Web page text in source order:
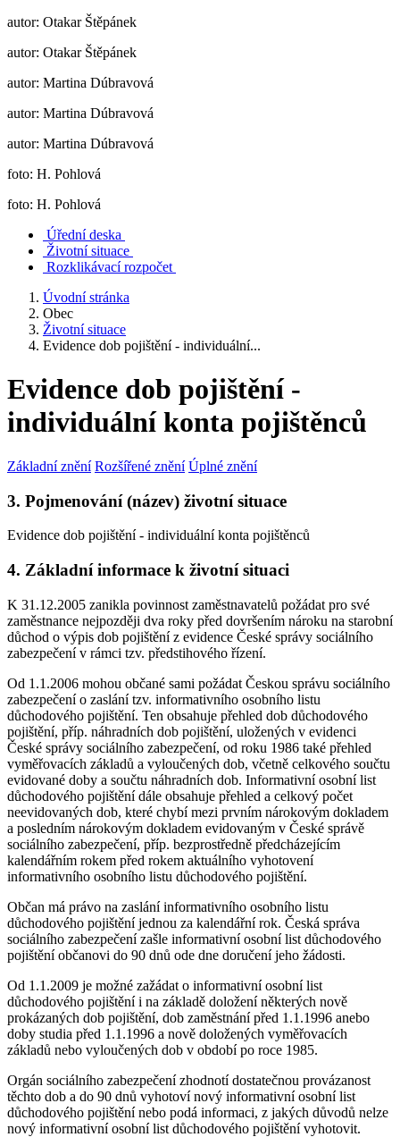
autor: Otakar Štěpánek
autor: Otakar Štěpánek
autor: Martina Dúbravová
autor: Martina Dúbravová
autor: Martina Dúbravová
foto: H. Pohlová
foto: H. Pohlová
Úřední deska
Životní situace
Rozklikávací rozpočet
Úvodní stránka
Obec
Životní situace
Evidence dob pojištění - individuální...
Evidence dob pojištění -
individuální konta pojištěnců
Základní znění Rozšířené znění Úplné znění
3. Pojmenování (název) životní situace
Evidence dob pojištění - individuální konta pojištěnců
4. Základní informace k životní situaci
K 31.12.2005 zanikla povinnost zaměstnavatelů požádat pro své
zaměstnance nejpozději dva roky před dovršením nároku na starobní
důchod o výpis dob pojištění z evidence České správy sociálního
zabezpečení v rámci tzv. předstihového řízení.
Od 1.1.2006 mohou občané sami požádat Českou správu sociálního
zabezpečení o zaslání tzv. informativního osobního listu
důchodového pojištění. Ten obsahuje přehled dob důchodového
pojištění, příp. náhradních dob pojištění, uložených v evidenci
České správy sociálního zabezpečení, od roku 1986 také přehled
vyměřovacích základů a vyloučených dob, včetně celkového součtu
evidované doby a součtu náhradních dob. Informativní osobní list
důchodového pojištění dále obsahuje přehled a celkový počet
neevidovaných dob, které chybí mezi prvním nárokovým dokladem
a posledním nárokovým dokladem evidovaným v České správě
sociálního zabezpečení, příp. bezprostředně předcházejícím
kalendářním rokem před rokem aktuálního vyhotovení
informativního osobního listu důchodového pojištění.
Občan má právo na zaslání informativního osobního listu
důchodového pojištění jednou za kalendářní rok. Česká správa
sociálního zabezpečení zašle informativní osobní list důchodového
pojištění občanovi do 90 dnů ode dne doručení jeho žádosti.
Od 1.1.2009 je možné zažádat o informativní osobní list
důchodového pojištění i na základě doložení některých nově
prokázaných dob pojištění, dob zaměstnání před 1.1.1996 anebo
doby studia před 1.1.1996 a nově doložených vyměřovacích
základů nebo vyloučených dob v období po roce 1985.
Orgán sociálního zabezpečení zhodnotí dostatečnou provázanost
těchto dob a do 90 dnů vyhotoví nový informativní osobní list
důchodového pojištění nebo podá informaci, z jakých důvodů nelze
nový informativní osobní list důchodového pojištění vyhotovit.